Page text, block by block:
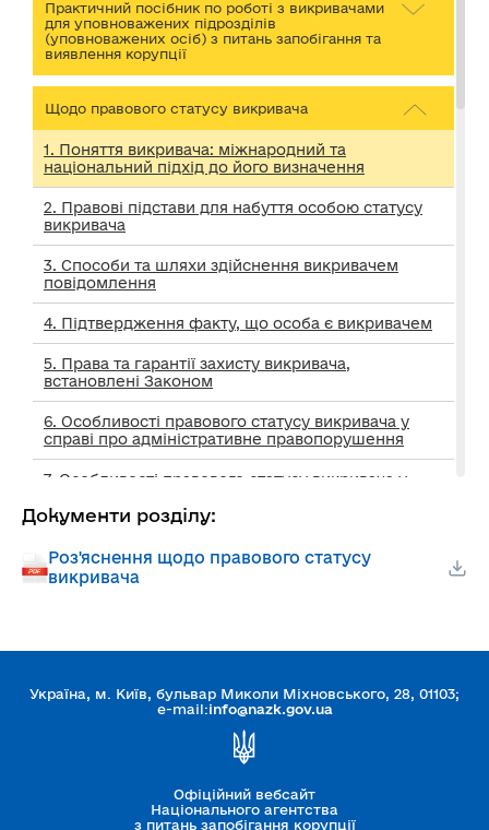
Практичний посібник по роботі з викривачами
для уповноважених підрозділів
(уповноважених осіб) з питань запобігання та
виявлення корупції
Щодо правового статусу викривача
1. Поняття викривача: міжнародний та
національний підхід до його визначення
2. Правові підстави для набуття особою статусу
викривача
3. Способи та шляхи здійснення викривачем
повідомлення
4. Підтвердження факту, що особа є викривачем
5. Права та гарантії захисту викривача,
встановлені Законом
6. Особливості правового статусу викривача у
справі про адміністративне правопорушення
7. Особливості правового статусу викривача у
Щодо отримання та розгляду повідомлень про
Єдиний портал повідомлень викривачів
Науково-практичний коментар законодавства
України про захист викривачів корупції
Гайд для викривачів корупції
Документи розділу:
Роз'яснення щодо правового статусу
викривача
Україна, м. Київ, бульвар Миколи Міхновського, 28, 01103;
e-mail:info@nazk.gov.ua
Офіційний вебсайт
Національного агентства
з питань запобігання корупції